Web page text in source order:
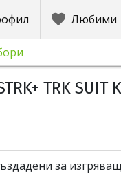
Любими
TRK SUIT K
за